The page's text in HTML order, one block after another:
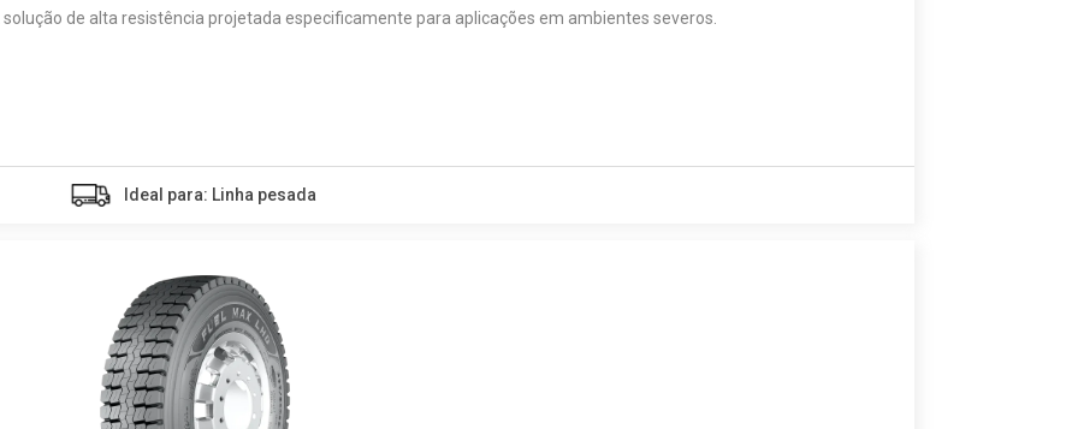
de alta resistência projetada especificamente para aplicações em ambientes severos.
Ideal para: Linha pesada